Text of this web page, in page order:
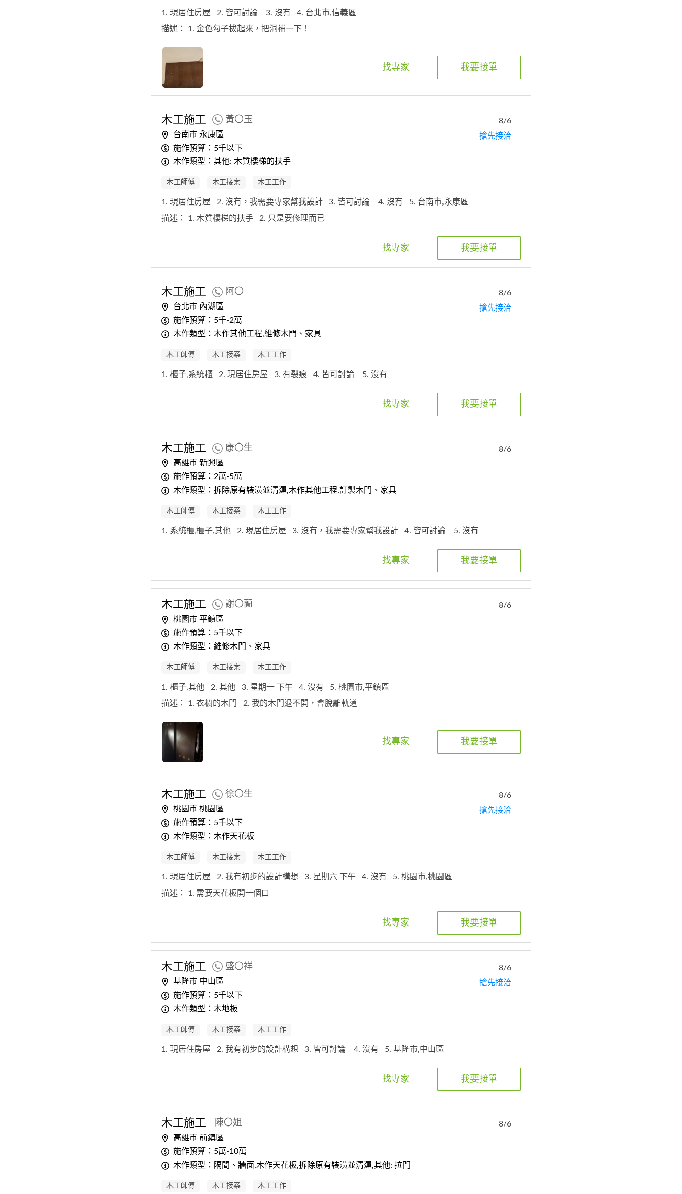
1. 現居住房屋 2. 皆可討論 3. 沒有
4. 台北市,信義區
描述： 1. 金色勾子拔起來，把洞補一下！
我要接單
找專家
木工施工 黃〇玉
台南市 永康區
施作預算：5千以下
木作類型：其他: 木質樓梯的扶手
8/6
搶先接洽
木工師傅 木工接案 木工工作
1. 現居住房屋 2. 沒有，我需要專家幫我設計 3. 皆可討論 4. 沒有
5. 台南市,永康區
描述： 1. 木質樓梯的扶手 2. 只是要修理而已
我要接單
找專家
木工施工 阿〇
台北市 內湖區
施作預算：5千-2萬
木作類型：木作其他工程,維修木門、家具
8/6
搶先接洽
木工師傅 木工接案 木工工作
1. 櫃子,系統櫃 2. 現居住房屋 3. 有裂痕 4. 皆可討論 5. 沒有
我要接單
找專家
木工施工 康〇生
高雄市 新興區
施作預算：2萬-5萬
木作類型：拆除原有裝潢並清運,木作其他工程,訂製木門、家具
8/6
木工師傅 木工接案 木工工作
1. 系統櫃,櫃子,其他 2. 現居住房屋 3. 沒有，我需要專家幫我設計 4. 皆可討論 5. 沒有
我要接單
找專家
木工施工 謝〇蘭
桃園市 平鎮區
施作預算：5千以下
木作類型：維修木門、家具
8/6
木工師傅 木工接案 木工工作
1. 櫃子,其他 2. 其他 3. 星期一 下午 4. 沒有
5. 桃園市,平鎮區
描述： 1. 衣櫥的木門 2. 我的木門退不開，會脫離軌道
我要接單
找專家
木工施工 徐〇生
桃園市 桃園區
施作預算：5千以下
木作類型：木作天花板
8/6
搶先接洽
木工師傅 木工接案 木工工作
1. 現居住房屋 2. 我有初步的設計構想 3. 星期六 下午 4. 沒有
5. 桃園市,桃園區
描述： 1. 需要天花板開一個口
我要接單
找專家
木工施工 盛〇祥
基隆市 中山區
施作預算：5千以下
木作類型：木地板
8/6
搶先接洽
木工師傅 木工接案 木工工作
1. 現居住房屋 2. 我有初步的設計構想 3. 皆可討論 4. 沒有 5. 基隆市,中山區
我要接單
找專家
木工施工 陳〇姐
高雄市 前鎮區
施作預算：5萬-10萬
木作類型：隔間、牆面,木作天花板,拆除原有裝潢並清運,其他: 拉門
8/6
木工師傅 木工接案 木工工作